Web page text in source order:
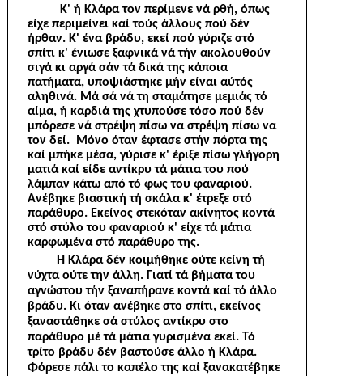
Κ' ή Κλάρα τον περίμενε νά ρθή, όπως
είχε περιμείνει καί τούς άλλους πού δέν
ήρθαν. Κ' ένα βράδυ, εκεί πού γύριζε στό
σπίτι κ' ένιωσε ξαφνικά νά τήν ακολουθούν
σιγά κι αργά σάν τά δικά της κάποια
πατήματα, υποψιάστηκε μήν είναι αύτός
αληθινά. Μά σά νά τη σταμάτησε μεμιάς τό
αίμα, ή καρδιά της χτυπούσε τόσο πού δέν
μπόρεσε νά στρέψη πίσω να στρέψη πίσω να
τον δεί. Μόνο όταν έφτασε στήν πόρτα της
καί μπήκε μέσα, γύρισε κ' έριξε πίσω γλήγορη
ματιά καί είδε αντίκρυ τά μάτια του πού
λάμπαν κάτω από τό φως του φαναριού.
Ανέβηκε βιαστική τή σκάλα κ' έτρεξε στό
παράθυρο. Εκείνος στεκόταν ακίνητος κοντά
στό στύλο του φαναριού κ' είχε τά μάτια
καρφωμένα στό παράθυρο της.
Ή Κλάρα δέν κοιμήθηκε ούτε κείνη τή
νύχτα ούτε την άλλη. Γιατί τά βήματα του
αγνώστου τήν ξαναπήρανε κοντά καί τό άλλο
βράδυ. Κι όταν ανέβηκε στο σπίτι, εκείνος
ξαναστάθηκε σά στύλος αντίκρυ στο
παράθυρο μέ τά μάτια γυρισμένα εκεί. Τό
τρίτο βράδυ δέν βαστούσε άλλο ή Κλάρα.
Φόρεσε πάλι το καπέλο της καί ξανακατέβηκε